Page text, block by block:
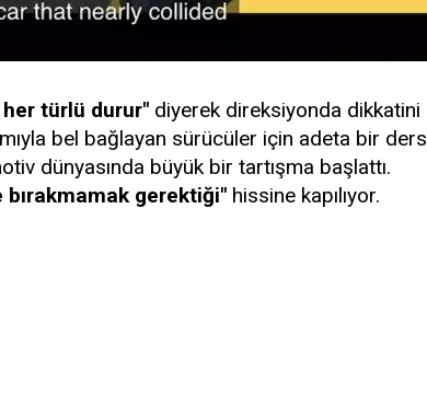
türlü durur" diyerek direksiyonda dikkatini
bel bağlayan sürücüler için adeta bir ders
dünyasında büyük bir tartışma başlattı.
gerektiği" hissine kapılıyor.